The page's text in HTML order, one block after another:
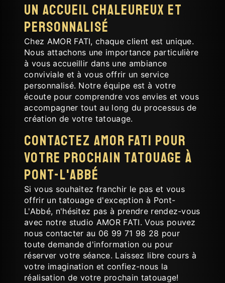
Un accueil chaleureux et
personnalisé
Chez AMOR FATI, chaque client est unique.
Nous attachons une importance particulière
à vous accueillir dans une ambiance
conviviale et à vous offrir un service
personnalisé. Notre équipe est à votre
écoute pour comprendre vos envies et vous
accompagner tout au long du processus de
création de votre tatouage.
Contactez AMOR FATI pour
votre prochain tatouage à
Pont-L'Abbé
Si vous souhaitez franchir le pas et vous
offrir un tatouage d'exception à Pont-
L'Abbé, n'hésitez pas à prendre rendez-vous
avec notre studio AMOR FATI. Vous pouvez
nous contacter au 06 99 71 98 28 pour
toute demande d'information ou pour
réserver votre séance. Laissez libre cours à
votre imagination et confiez-nous la
réalisation de votre prochain tatouage!